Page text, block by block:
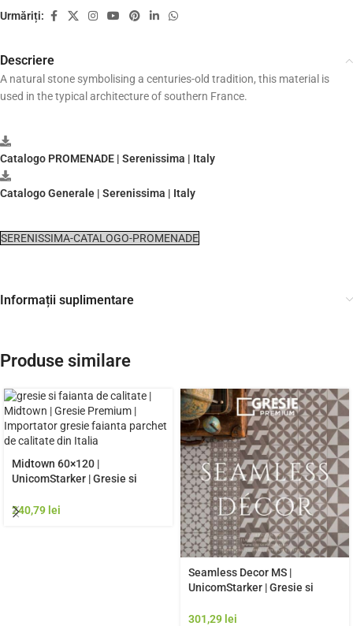
Urmăriți:
Descriere
A natural stone symbolising a centuries-old tradition, this material is
used in the typical architecture of southern France.
Catalogo PROMENADE | Serenissima | Italy
Catalogo Generale | Serenissima | Italy
SERENISSIMA-CATALOGO-PROMENADE
Informații suplimentare
Produse similare
Midtown 60×120 |
UnicomStarker | Gresie si
Italia | Model Gresie
240,79 lei
Seamless Decor MS |
UnicomStarker | Gresie si
Italia | Model Gresie
301,29 lei